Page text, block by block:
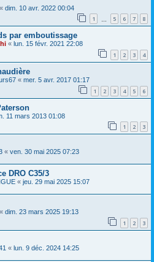
« dim. 10 avr. 2022 00:04
1 5 6 7 8
par emboutissage
« lun. 15 févr. 2021 22:08
1 2 3 4
« mer. 5 avr. 2017 01:17
1 2 3 4 5 6
11 mars 2013 01:08
1 2 3
« ven. 30 mai 2025 07:23
DRO C35/3
« jeu. 29 mai 2025 15:07
« dim. 23 mars 2025 19:13
1 2 3
« lun. 9 déc. 2024 14:25